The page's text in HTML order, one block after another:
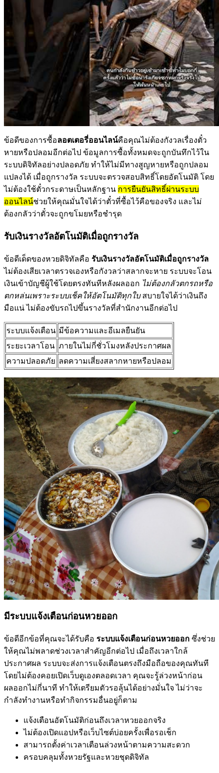
ข้อดีของการซื้อลอตเตอรี่ออนไลน์คือคุณไม่ต้องกังวลเรื่องตั๋ว
หายหรือปลอมอีกต่อไป ข้อมูลการซื้อทั้งหมดจะถูกบันทึกไว้ใน
ระบบดิจิทัลอย่างปลอดภัย ทำให้ไม่มีทางสูญหายหรือถูกปลอม
แปลงได้ เมื่อถูกรางวัล ระบบจะตรวจสอบสิทธิ์โดยอัตโนมัติ โดย
ไม่ต้องใช้ตั๋วกระดาษเป็นหลักฐาน การยืนยันสิทธิ์ผ่านระบบ
ออนไลน์ช่วยให้คุณมั่นใจได้ว่าตั๋วที่ซื้อไว้คือของจริง และไม่
ต้องกลัวว่าตั๋วจะถูกขโมยหรือชำรุด
รับเงินรางวัลอัตโนมัติเมื่อถูกรางวัล
ข้อดีเด็ดของหวยดิจิทัลคือ รับเงินรางวัลอัตโนมัติเมื่อถูกรางวัล
ไม่ต้องเสียเวลาตรวจเองหรือกังวลว่าสลากจะหาย ระบบจะโอน
เงินเข้าบัญชีผู้ใช้โดยตรงทันทีหลังผลออก ไม่ต้องกลัวตกรถหรือ
ตกหล่นเพราะระบบเช็คให้อัตโนมัติทุกใบสบายใจได้ว่าเงินถึง
มือแน่ ไม่ต้องขับรถไปขึ้นรางวัลที่สำนักงานอีกต่อไป
ระบบแจ้งเตือน มีข้อความและอีเมลยืนยัน
ระยะเวลาโอน ภายในไม่กี่ชั่วโมงหลังประกาศผล
ความปลอดภัย ลดความเสี่ยงสลากหายหรือปลอม
มีระบบแจ้งเตือนก่อนหวยออก
ข้อดีอีกข้อที่คุณจะได้รับคือ ระบบแจ้งเตือนก่อนหวยออก ซึ่งช่วย
ให้คุณไม่พลาดช่วงเวลาสำคัญอีกต่อไป เมื่อถึงเวลาใกล้
ประกาศผล ระบบจะส่งการแจ้งเตือนตรงถึงมือถือของคุณทันที
โดยไม่ต้องคอยเปิดเว็บดูเองตลอดเวลา คุณจะรู้ล่วงหน้าก่อน
ผลออกไม่กี่นาที ทำให้เตรียมตัวรอลุ้นได้อย่างมั่นใจ ไม่ว่าจะ
กำลังทำงานหรือทำกิจกรรมอื่นอยู่ก็ตาม
แจ้งเตือนอัตโนมัติก่อนถึงเวลาหวยออกจริง
ไม่ต้องเปิดแอปหรือเว็บไซต์บ่อยครั้งเพื่อรอเช็ก
สามารถตั้งค่าเวลาเตือนล่วงหน้าตามความสะดวก
ครอบคลุมทั้งหวยรัฐและหวยชุดดิจิทัล